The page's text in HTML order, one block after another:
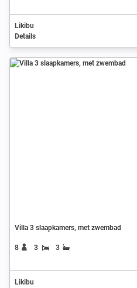
Likibu
Details
Villa 3 slaapkamers, met zwembad
8 3 3
Likibu